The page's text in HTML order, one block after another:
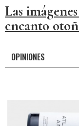
Las
encanto
OPINIONES